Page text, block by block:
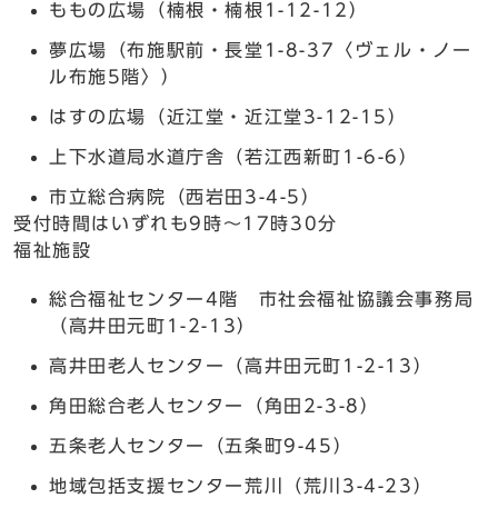
ももの広場（楠根・楠根1-12-12）
夢広場（布施駅前・長堂1-8-37〈ヴェル・ノー
ル布施5階〉）
はすの広場（近江堂・近江堂3-12-15）
上下水道局水道庁舎（若江西新町1-6-6）
市立総合病院（西岩田3-4-5）
受付時間はいずれも9時～17時30分
福祉施設
総合福祉センター4階 市社会福祉協議会事務局
（高井田元町1-2-13）
高井田老人センター（高井田元町1-2-13）
角田総合老人センター（角田2-3-8）
五条老人センター（五条町9-45）
地域包括支援センター荒川（荒川3-4-23）